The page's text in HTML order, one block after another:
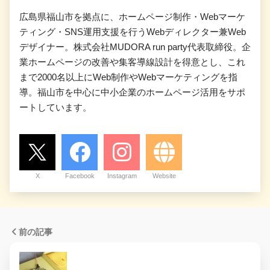
広島県福山市を拠点に、ホームページ制作・Webマーケ
ティング・SNS運用支援を行うWebディレクター兼Web
デザイナー。株式会社MUDORA run party代表取締役。企
業ホームページの改善や集客導線設計を得意とし、これ
まで2000名以上にWeb制作やWebマーケティングを指
導。福山市を中心に中小企業のホームページ活用をサポ
ートしています。
X Facebook Instagram Website
前の記事